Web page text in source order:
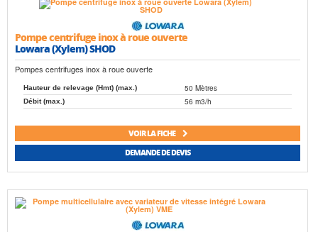
Pompe centrifuge inox à roue ouverte
Lowara (Xylem) SHOD
Pompes centrifuges inox à roue ouverte
Hauteur de relevage (Hmt) (max.) 50 Mètres
Débit (max.) 56 m3/h
VOIR LA FICHE
DEMANDE DE DEVIS